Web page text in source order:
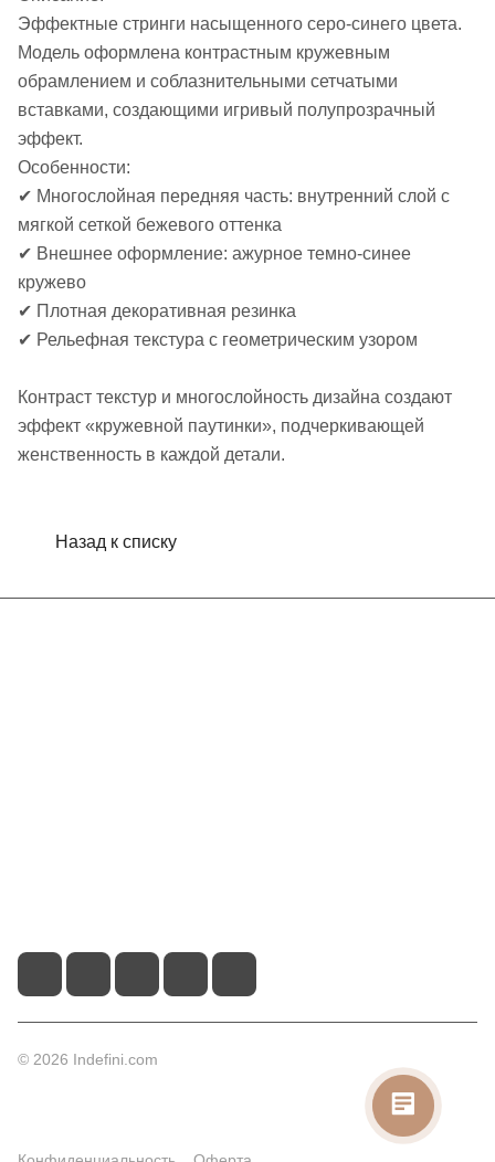
Эффектные стринги насыщенного серо-синего цвета.
Модель оформлена контрастным кружевным
обрамлением и соблазнительными сетчатыми
вставками, создающими игривый полупрозрачный
эффект.
Особенности:
✔ Многослойная передняя часть: внутренний слой с
мягкой сеткой бежевого оттенка
✔ Внешнее оформление: ажурное темно-синее
кружево
✔ Плотная декоративная резинка
✔ Рельефная текстура с геометрическим узором
Контраст текстур и многослойность дизайна создают
эффект «кружевной паутинки», подчеркивающей
женственность в каждой детали.
Назад к списку
© 2026 Indefini.com